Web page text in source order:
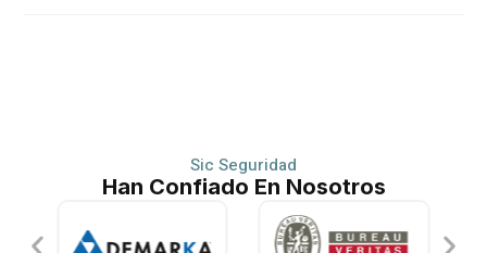
Sic Seguridad
Han Confiado En Nosotros